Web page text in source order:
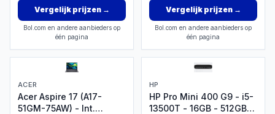
Vergelijk prijzen→
Bol.com en andere aanbieders op
één pagina
Vergelijk prijzen→
Bol.com en andere aanbieders op
één pagina
ACER
Acer Aspire 17 (A17-
51GM-75AW) - Int.
HP
HP Pro Mini 400 G9 - i5-
13500T - 16GB - 512GB